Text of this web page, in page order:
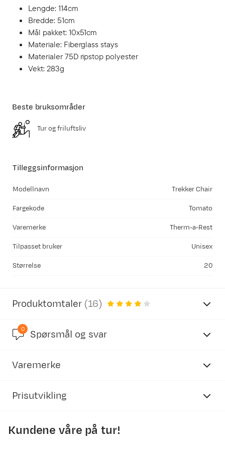
Lengde: 114cm
Bredde: 51cm
Mål pakket: 10x51cm
Materiale: Fiberglass stays
Materialer 75D ripstop polyester
Vekt: 283g
Tilleggsinformasjon
Modellnavn Trekker Chair
Fargekode Tomato
Varemerke Therm-a-Rest
Tilpasset bruker Unisex
Størrelse 20
Beste bruksområder
Tur og friluftsliv
Produktomtaler (16)
4.1
Claus E Bekreftet kjøper
0 Spørsmål og svar
Varemerke
Prisutvikling
950
Kundene våre på tur!